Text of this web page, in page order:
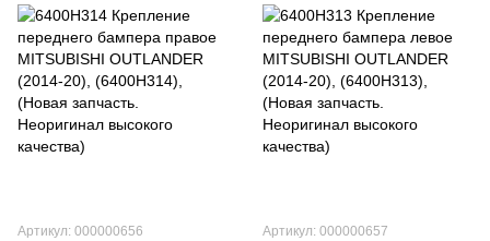
качества)
Артикул: 000000656 Артикул: 000000657